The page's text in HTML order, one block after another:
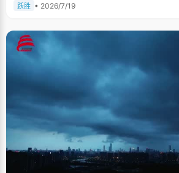
跃胜 • 2026/7/19